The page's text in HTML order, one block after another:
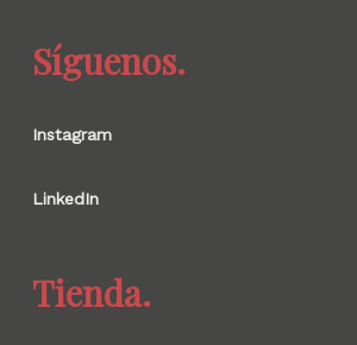
Síguenos.
Instagram
LinkedIn
Tienda.